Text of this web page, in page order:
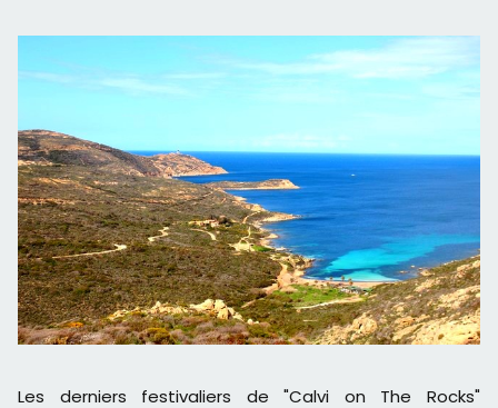
Les derniers festivaliers de "Calvi on The Rocks"